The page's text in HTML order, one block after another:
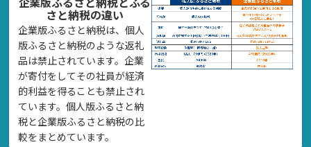
さと納税の違い
企業版ふるさと納税は、個人
版ふるさと納税のような返礼
品は禁止されています。企業
が寄付をしてその社員が経済
的利益を得ることも禁止され
ています。個人版ふるさと納
税と企業版ふるさと納税の比
較をまとめています。